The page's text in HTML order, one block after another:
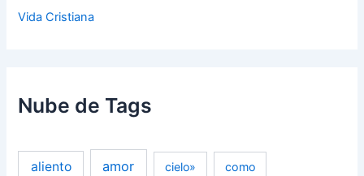
Vida Cristiana
Nube de Tags
aliento amor cielo» como